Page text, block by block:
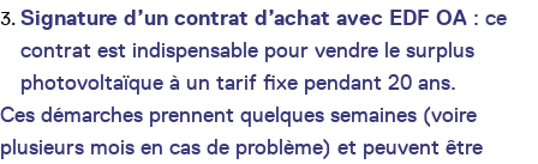
Signature d’un contrat d’achat avec EDF OA : ce
contrat est indispensable pour vendre le surplus
photovoltaïque à un tarif fixe pendant 20 ans.
Ces démarches prennent quelques semaines (voire
plusieurs mois en cas de problème) et peuvent être